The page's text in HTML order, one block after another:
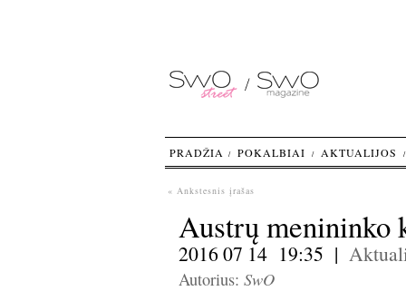
« Ankstesnis įrašas
Austrų menininko
2016 07 14 19:35 |
Autorius: SwO
PRADŽIA POKALBIAI AKTUALIJOS